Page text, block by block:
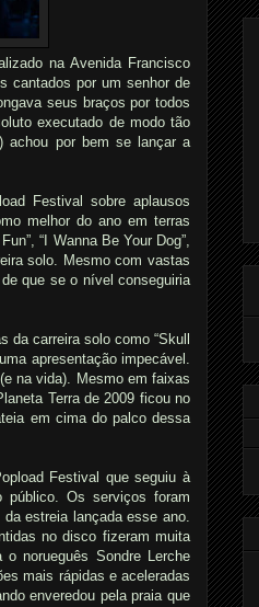
na Avenida Francisco
cantados por um senhor de
seus braços por todos
executado de modo tão
achou por bem se lançar a
Festival sobre aplausos
melhor do ano em terras
“I Wanna Be Your Dog”,
solo. Mesmo com vastas
que se o nível conseguiria
da carreira solo como “Skull
apresentação impecável.
na vida). Mesmo em faixas
Terra de 2009 ficou no
em cima do palco dessa
Festival que seguiu à
Os serviços foram
estreia lançada esse ano.
no disco fizeram muita
norueguês Sondre Lerche
mais rápidas e aceleradas
enveredou pela praia que